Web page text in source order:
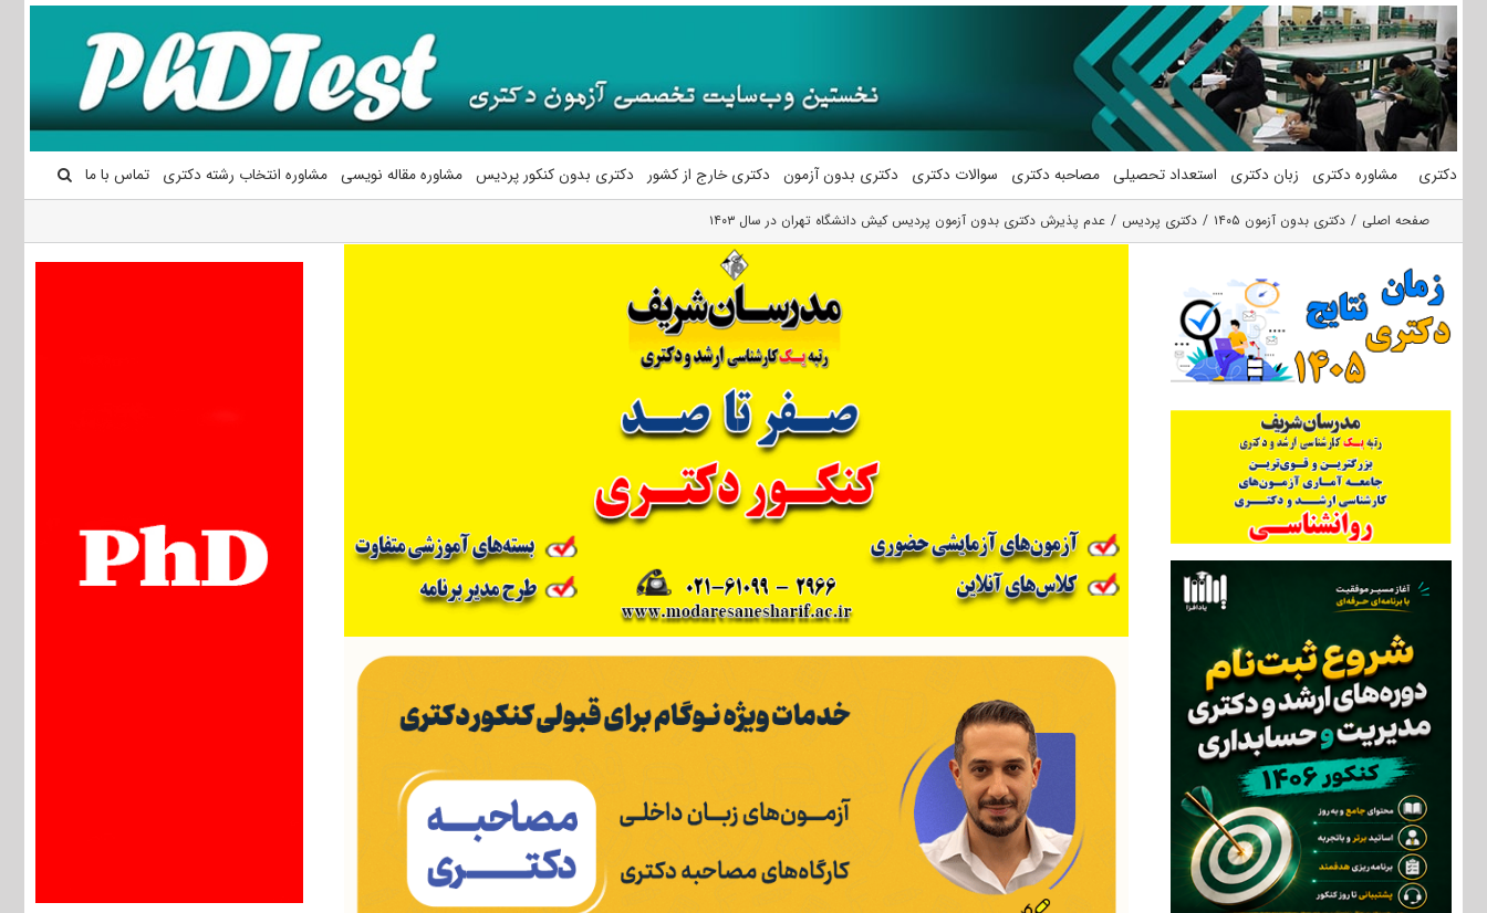
محتوا
دکتری مشاوره دکتری زبان دکتری استعداد تحصیلی مصاحبه دکتری سوالات دکتری دکتری بدون آزمون دکتری خارج از کشور دکتری بدون کنکور پردیس مشاوره مقاله نویسی مشاوره انتخاب رشته دکتری تماس با ما
صفحه اصلی دکتری بدون آزمون ۱۴۰۵ دکتری پردیس عدم پذیرش دکتری بدون آزمون پردیس کیش دانشگاه تهران در سال ۱۴۰۳